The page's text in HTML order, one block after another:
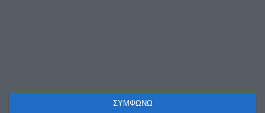
ΣΥΜΦΩΝΩ